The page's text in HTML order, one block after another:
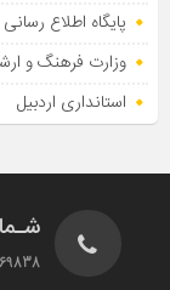
پایگاه اطلاع‌
وزارت فرهنگ و
استانداری اردبیل